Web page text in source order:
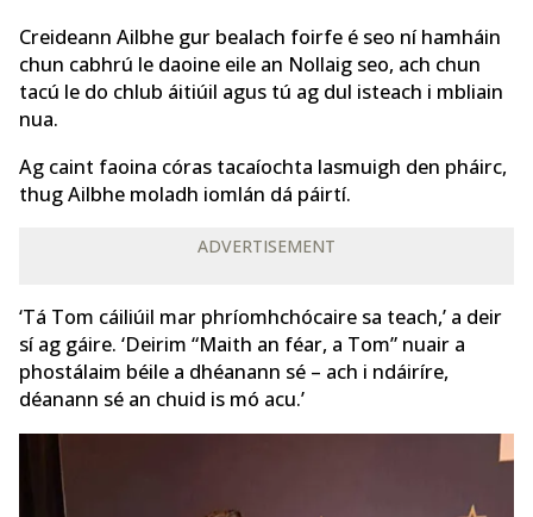
Creideann Ailbhe gur bealach foirfe é seo ní hamháin
chun cabhrú le daoine eile an Nollaig seo, ach chun
tacú le do chlub áitiúil agus tú ag dul isteach i mbliain
nua.
Ag caint faoina córas tacaíochta lasmuigh den pháirc,
thug Ailbhe moladh iomlán dá páirtí.
ADVERTISEMENT
‘Tá Tom cáiliúil mar phríomhchócaire sa teach,’ a deir
sí ag gáire. ‘Deirim “Maith an féar, a Tom” nuair a
phostálaim béile a dhéanann sé – ach i ndáiríre,
déanann sé an chuid is mó acu.’